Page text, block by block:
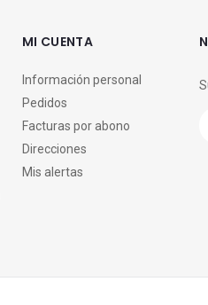
MI CUENTA
Información personal
Pedidos
Facturas por abono
Direcciones
Mis alertas